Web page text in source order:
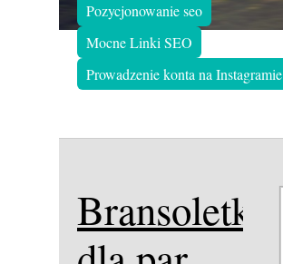
Pozycjonowanie seo
Mocne Linki SEO
Prowadzenie konta na Instagramie
Bransoletki